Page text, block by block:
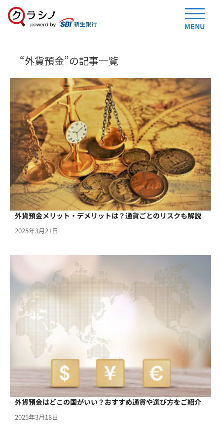
MENU
“外貨預金”の記事一覧
外貨預金メリット・デメリットは？通貨ごとのリスクも解説
2025年3月21日
外貨預金はどこの国がいい？おすすめ通貨や選び方をご紹介
2025年3月18日